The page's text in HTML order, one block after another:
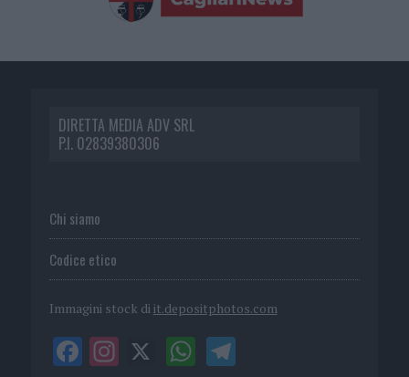
DIRETTA MEDIA ADV SRL
P.I. 02839380306
Chi siamo
Codice etico
Immagini stock di it.depositphotos.com